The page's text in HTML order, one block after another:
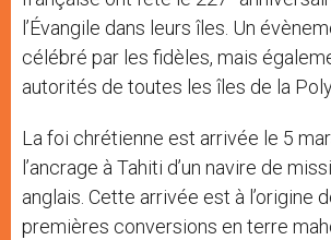
l’Évangile dans leurs îles. Un
célébré par les fidèles, mais
autorités de toutes les îles de la
La foi chrétienne est arrivée le 5
l’ancrage à Tahiti d’un navire de
anglais. Cette arrivée est à l’origine
premières conversions en terre